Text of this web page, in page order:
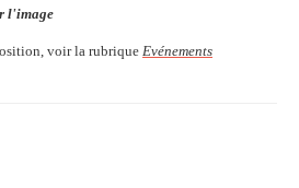
l'image
voir la rubrique Evénements